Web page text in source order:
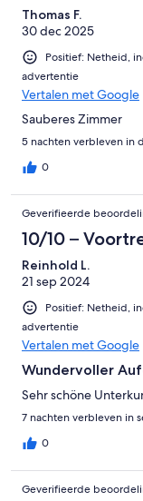
Thomas F.
30 dec 2025
Positief: Netheid,
advertentie
Vertalen met Google
Sauberes Zimmer
5 nachten verbleven in
0
Geverifieerde
10/10 –
Reinhold L.
21 sep 2024
Positief: Netheid,
advertentie
Vertalen met Google
Wundervoller
Sehr schöne
7 nachten verbleven in
0
Geverifieerde